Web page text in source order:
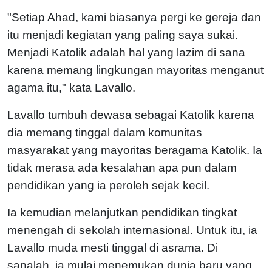
"Setiap Ahad, kami biasanya pergi ke gereja dan
itu menjadi kegiatan yang paling saya sukai.
Menjadi Katolik adalah hal yang lazim di sana
karena memang lingkungan mayoritas menganut
agama itu," kata Lavallo.
Lavallo tumbuh dewasa sebagai Katolik karena
dia memang tinggal dalam komunitas
masyarakat yang mayoritas beragama Katolik. Ia
tidak merasa ada kesalahan apa pun dalam
pendidikan yang ia peroleh sejak kecil.
Ia kemudian melanjutkan pendidikan tingkat
menengah di sekolah internasional. Untuk itu, ia
Lavallo muda mesti tinggal di asrama. Di
sanalah, ia mulai menemukan dunia baru yang